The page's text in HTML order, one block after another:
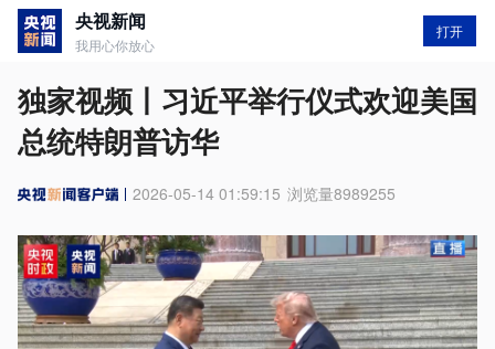
央视新闻
我用心你放心
打开
独家视频丨习近平举行仪式欢迎美国
总统特朗普访华
2026-05-14 01:59:15 浏览量8989255